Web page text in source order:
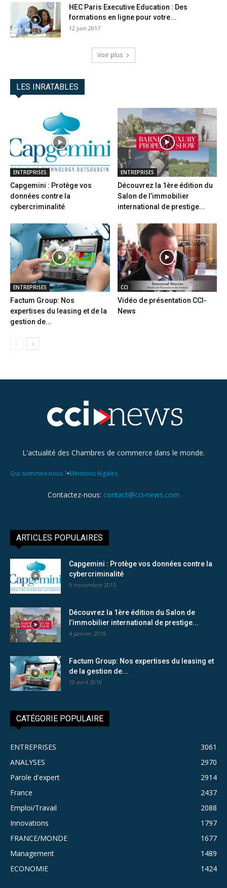
HEC Paris Executive Education : Des
formations en ligne pour votre...
12 juin 2017
Voir plus
LES INRATABLES
ENTREPRISES
Capgemini : Protège vos
données contre la
cybercriminalité
ENTREPRISES
Découvrez la 1ère édition du
Salon de l’immobilier
international de prestige...
ENTREPRISES
Factum Group: Nos
expertises du leasing et de la
gestion de...
CCI
Vidéo de présentation CCI-
News
L'actualité des Chambres de commerce dans le monde.
Qui sommes-nous ?•Mentions légales
Contactez-nous: contact@cci-news.com
ARTICLES POPULAIRES
Capgemini : Protège vos données contre la
cybercriminalité
9 novembre 2015
Découvrez la 1ère édition du Salon de
l’immobilier international de prestige...
4 janvier 2019
Factum Group: Nos expertises du leasing et
de la gestion de...
10 avril 2019
CATÉGORIE POPULAIRE
ENTREPRISES
3061
ANALYSES
2970
Parole d'expert
2914
France
2437
Emploi/Travail
2088
Innovations
1797
FRANCE/MONDE
1677
Management
1489
ECONOMIE
1424